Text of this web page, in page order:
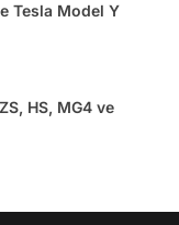
Tesla Model Y
HS, MG4 ve